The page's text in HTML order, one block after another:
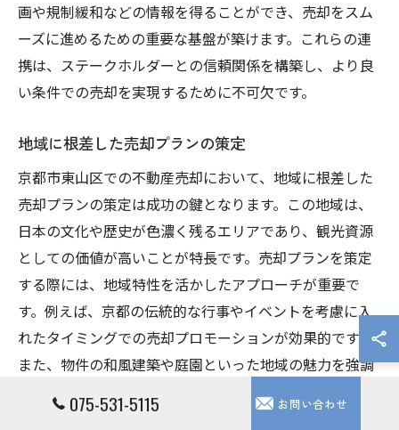
画や規制緩和などの情報を得ることができ、売却をスム
ーズに進めるための重要な基盤が築けます。これらの連
携は、ステークホルダーとの信頼関係を構築し、より良
い条件での売却を実現するために不可欠です。
地域に根差した売却プランの策定
京都市東山区での不動産売却において、地域に根差した
売却プランの策定は成功の鍵となります。この地域は、
日本の文化や歴史が色濃く残るエリアであり、観光資源
としての価値が高いことが特長です。売却プランを策定
する際には、地域特性を活かしたアプローチが重要で
す。例えば、京都の伝統的な行事やイベントを考慮に入
れたタイミングでの売却プロモーションが効果的です。
また、物件の和風建築や庭園といった地域の魅力を強調
きます。さらに、地域の発展計画やインフラ整備の情報
075-531-5115 お問い合わせ